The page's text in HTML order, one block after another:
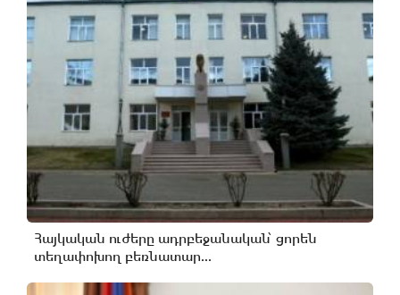
Հայկական ուժերը ադրբեջանական՝ ցորեն
տեղափոխող բեռնատար...